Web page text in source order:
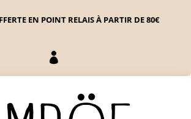
EN POINT RELAIS À PARTIR DE 80€
